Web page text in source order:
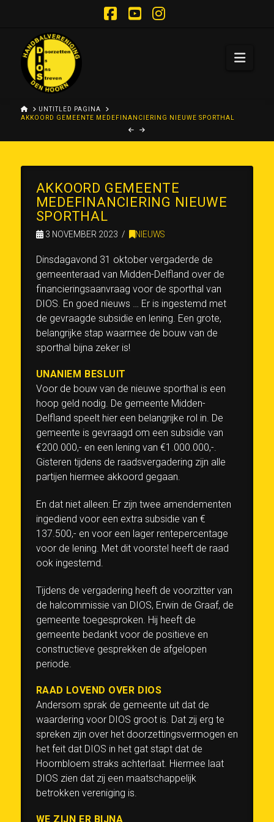
HOMEUNTITLED PAGINA
AKKOORD GEMEENTE MEDEFINANCIERING NIEUWE SPORTHAL
AKKOORD GEMEENTE
MEDEFINANCIERING NIEUWE
SPORTHAL
3 NOVEMBER 2023 NIEUWS
Dinsdagavond 31 oktober vergaderde de
gemeenteraad van Midden-Delfland over de
financieringsaanvraag voor de sporthal van
DIOS. En goed nieuws … Er is ingestemd met
de gevraagde subsidie en lening. Een grote,
belangrijke stap waarmee de bouw van de
sporthal bijna zeker is!
UNANIEM BESLUIT
Voor de bouw van de nieuwe sporthal is een
hoop geld nodig. De gemeente Midden-
Delfland speelt hier een belangrijke rol in. De
gemeente is gevraagd om een subsidie van
€200.000,- en een lening van €1.000.000,-.
Gisteren tijdens de raadsvergadering zijn alle
partijen hiermee akkoord gegaan.
En dat niet alleen: Er zijn twee amendementen
ingediend voor een extra subsidie van €
137.500,- en voor een lager rentepercentage
voor de lening. Met dit voorstel heeft de raad
ook ingestemd.
Tijdens de vergadering heeft de voorzitter van
de halcommissie van DIOS, Erwin de Graaf, de
gemeente toegesproken. Hij heeft de
gemeente bedankt voor de positieve en
constructieve gesprekken de afgelopen
periode.
RAAD LOVEND OVER DIOS
Andersom sprak de gemeente uit dat de
waardering voor DIOS groot is. Dat zij erg te
spreken zijn over het doorzettingsvermogen en
het feit dat DIOS in het gat stapt dat de
Hoornbloem straks achterlaat. Hiermee laat
DIOS zien dat zij een maatschappelijk
betrokken vereniging is.
WE ZIJN ER BIJNA